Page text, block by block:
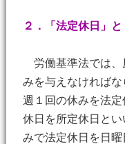
２．「法定休日」と
労働基準法では、
みを与えなければ
週１回の休みを法
休日を所定休日と
みで法定休日を日